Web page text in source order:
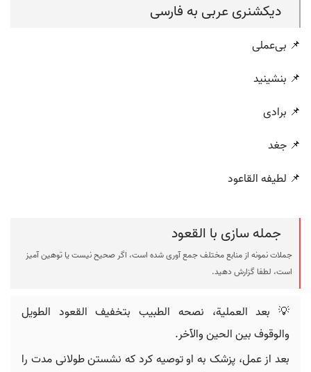
دیکشنری عربی به فارسی
📌 بی‌عملی
📌 بنشینید
📌 برادی
📌 جغد
📌 لطیفه القاعود
جمله سازی با القعود
جملات نمونه از منابع مختلف جمع آوری شده است، اگر صحیح نیست یا توهین آمیز
است، لطفا گزارش دهید.
💡 بعد العملية، نصحه الطبيب بتخفيف القعود الطويل
والوقوف بين الحين والآخر.
بعد از عمل، پزشک به او توصیه کرد که نشستن طولانی مدت را